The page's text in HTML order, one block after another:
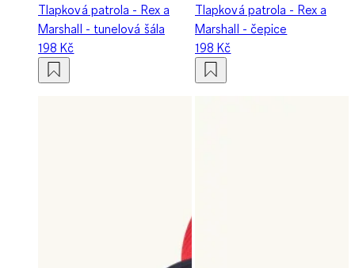
Tlapková patrola - Rex a
Marshall - tunelová šála
198 Kč
Tlapková patrola - Rex a
Marshall - čepice
198 Kč